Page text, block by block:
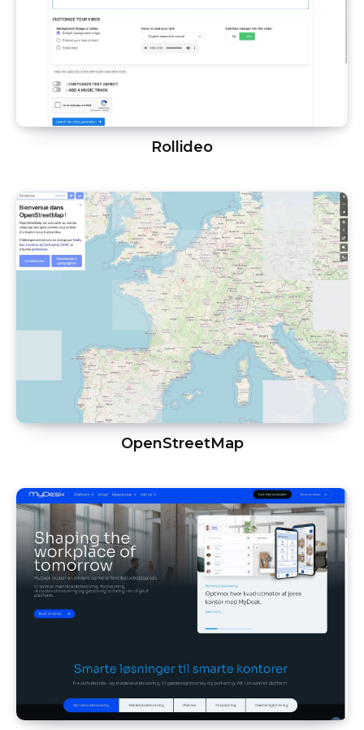
Rollideo
OpenStreetMap